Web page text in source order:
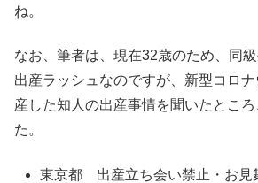
ね。
なお、筆者は、現在32歳のため、同
出産ラッシュなのですが、新型コロ
産した知人の出産事情を聞いたとこ
た。
東京都 出産立ち会い禁止・お見